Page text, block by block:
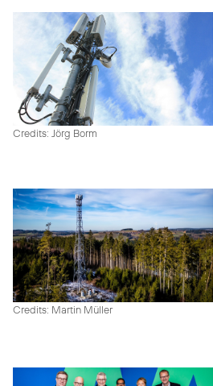
Credits: Jörg Borm
Credits: Martin Müller